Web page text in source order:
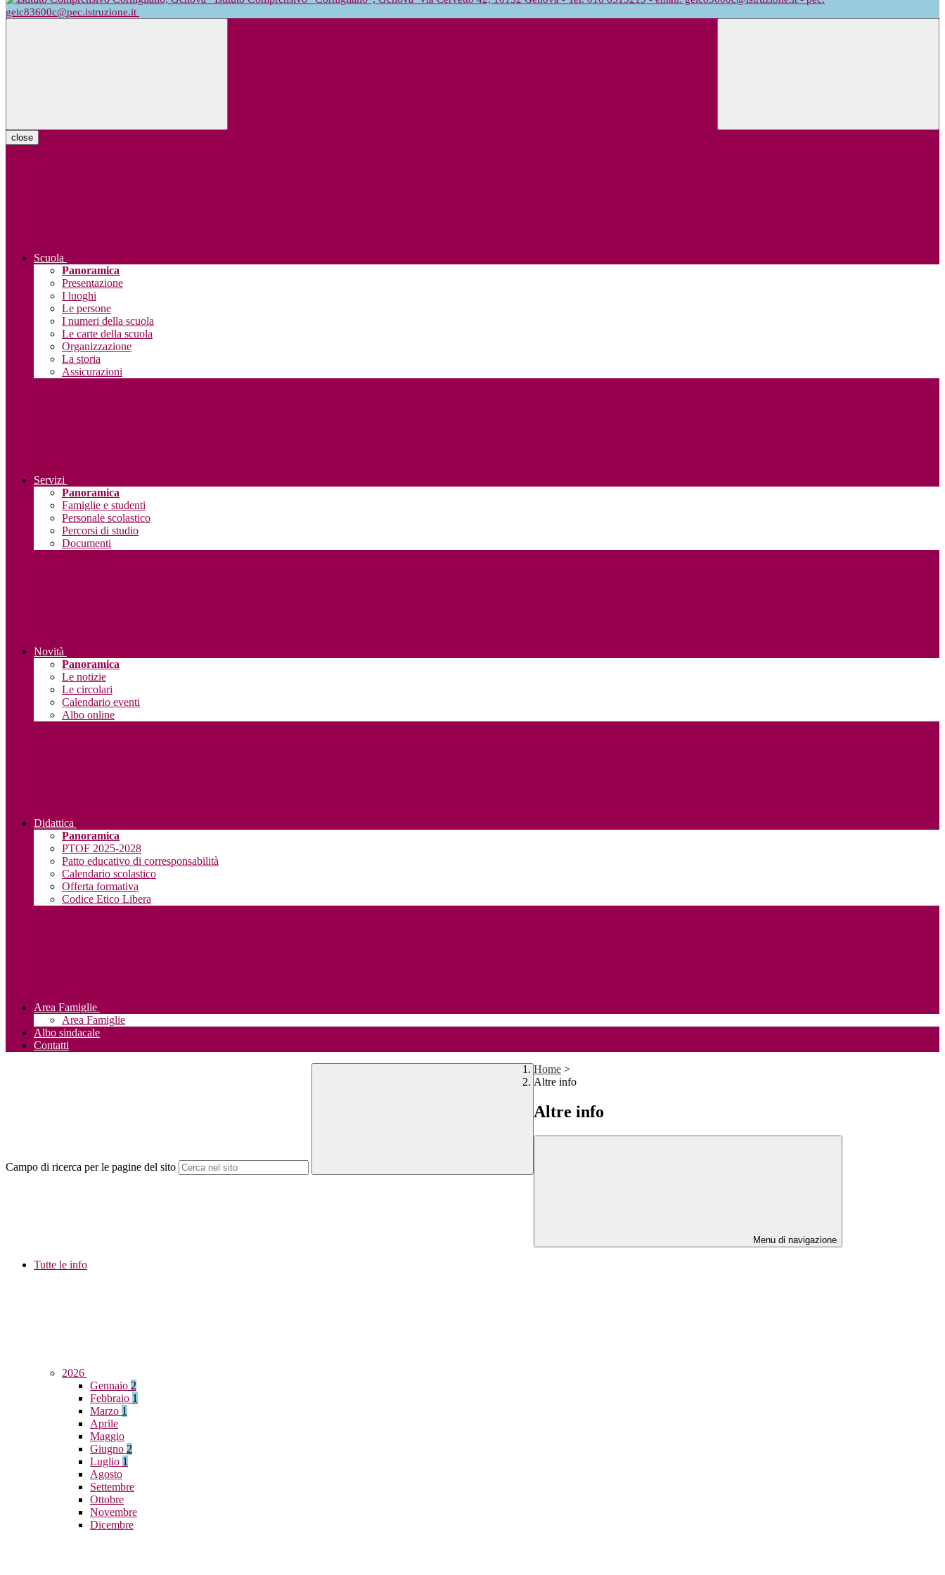
geic83600c@pec.istruzione.it
close
Scuola
Panoramica
Presentazione
I luoghi
Le persone
I numeri della scuola
Le carte della scuola
Organizzazione
La storia
Assicurazioni
Servizi
Panoramica
Famiglie e studenti
Personale scolastico
Percorsi di studio
Documenti
Novità
Panoramica
Le notizie
Le circolari
Calendario eventi
Albo online
Didattica
Panoramica
PTOF 2025-2028
Patto educativo di corresponsabilità
Calendario scolastico
Offerta formativa
Codice Etico Libera
Area Famiglie
Area Famiglie
Albo sindacale
Contatti
Campo di ricerca per le pagine del sito
Home >
Altre info
Altre info
Menu di navigazione
Tutte le info
2026
Gennaio 2
Febbraio 1
Marzo 1
Aprile
Maggio
Giugno 2
Luglio 1
Agosto
Settembre
Ottobre
Novembre
Dicembre